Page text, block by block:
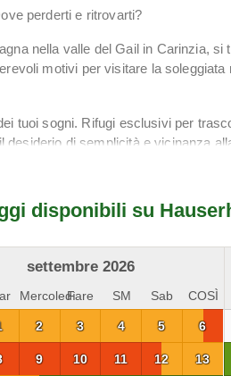
perderti e ritrovarti?
nella valle del Gail in Carinzia, si
motivi per visitare la soleggiata
tuoi sogni. Rifugi esclusivi per
di semplicità e vicinanza
disponibili su
settembre 2026
MercoledìFare SM Sab COSÌ
2 3 4 5 6
9 10 11 12 13